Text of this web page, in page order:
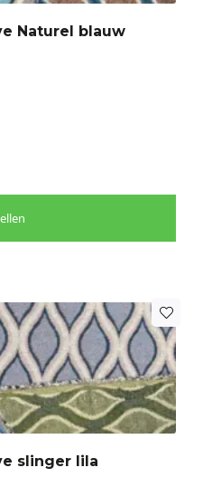
Naturel blauw
slinger lila